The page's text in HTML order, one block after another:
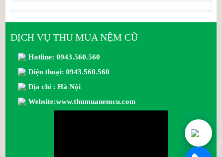
DỊCH VỤ THU MUA NỆM CŨ
Hotline: 0943.560.560
Điện thoại: 0943.560.560
Địa chỉ : Hà Nội
Website:www.thumuanemcu.com